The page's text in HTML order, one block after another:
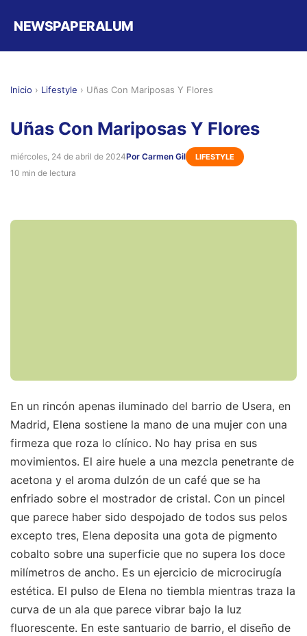
NEWSPAPERALUM
Inicio › Lifestyle › Uñas Con Mariposas Y Flores
Uñas Con Mariposas Y Flores
miércoles, 24 de abril de 2024Por Carmen Gil LIFESTYLE
10 min de lectura
En un rincón apenas iluminado del barrio de Usera, en
Madrid, Elena sostiene la mano de una mujer con una
firmeza que roza lo clínico. No hay prisa en sus
movimientos. El aire huele a una mezcla penetrante de
acetona y el aroma dulzón de un café que se ha
enfriado sobre el mostrador de cristal. Con un pincel
que parece haber sido despojado de todos sus pelos
excepto tres, Elena deposita una gota de pigmento
cobalto sobre una superficie que no supera los doce
milímetros de ancho. Es un ejercicio de microcirugía
estética. El pulso de Elena no tiembla mientras traza la
curva de un ala que parece vibrar bajo la luz
fluorescente. En este santuario de barrio, el diseño de